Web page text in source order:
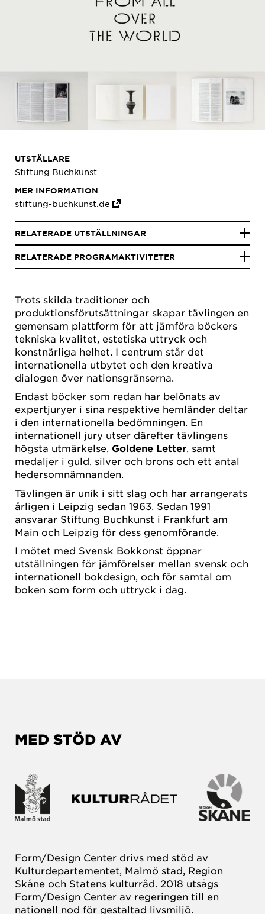
Trots skilda traditioner och
produktionsförutsättningar skapar tävlingen en
gemensam plattform för att jämföra böckers
tekniska kvalitet, estetiska uttryck och
konstnärliga helhet. I centrum står det
internationella utbytet och den kreativa
dialogen över nationsgränserna.
Endast böcker som redan har belönats av
expertjuryer i sina respektive hemländer deltar
i den internationella bedömningen. En
internationell jury utser därefter tävlingens
högsta utmärkelse, Goldene Letter, samt
medaljer i guld, silver och brons och ett antal
hedersomnämnanden.
Tävlingen är unik i sitt slag och har arrangerats
årligen i Leipzig sedan 1963. Sedan 1991
ansvarar Stiftung Buchkunst i Frankfurt am
Main och Leipzig för dess genomförande.
I mötet med Svensk Bokkonst öppnar
utställningen för jämförelser mellan svensk och
internationell bokdesign, och för samtal om
boken som form och uttryck i dag.
UTSTÄLLARE
Stiftung Buchkunst
MER INFORMATION
stiftung-buchkunst.de
RELATERADE UTSTÄLLNINGAR
RELATERADE PROGRAMAKTIVITETER
MED STÖD AV
Form/Design Center drivs med stöd av
Kulturdepartementet, Malmö stad, Region
Skåne och Statens kulturråd. 2018 utsågs
Form/Design Center av regeringen till en
nationell nod för gestaltad livsmiljö.